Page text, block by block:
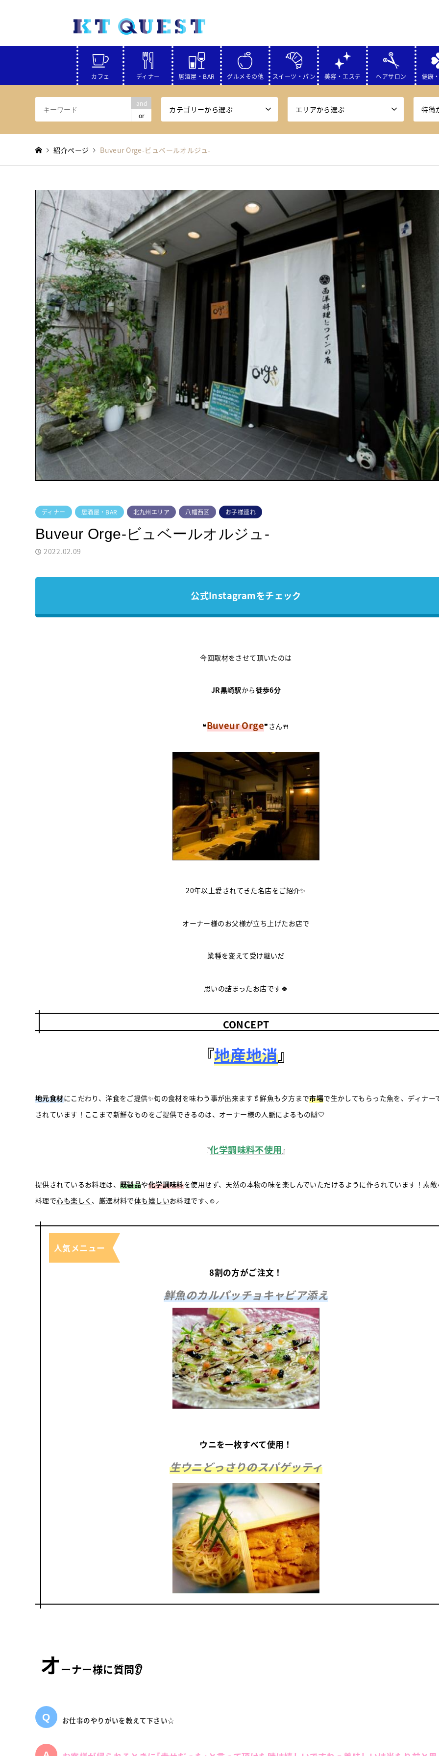
カフェ ディナー 居酒屋・BAR グルメその他 スイーツ・パン 美容・エステ ヘアサロン 健康
and
or
カテゴリーから選ぶ エリアから選ぶ 特徴
紹介ページ Buveur Orge-ビュベールオルジュ-
ディナー 居酒屋・BAR 北九州エリア 八幡西区 お子様連れ
Buveur Orge-ビュベールオルジュ-
2022.02.09
公式Instagramをチェック
今回取材をさせて頂いたのは
JR黒崎駅から徒歩6分
❝Buveur Orge❞ さん🍴
20年以上愛されてきた名店をご紹介✨
オーナー様のお父様が立ち上げたお店で
業種を変えて受け継いだ
思いの詰まったお店です🍀
CONCEPT
『地産地消』
地元食材にこだわり、洋食をご提供✨旬の食材を味わう事が出来ます🥬鮮魚も夕方まで市場で生かしてもらった魚を、ディナー
されています！ここまで新鮮なものをご提供できるのは、オーナー様の人脈によるもの🙌🤍
『化学調味料不使用 』
提供されているお料理は、既製品や化学調味料を使用せず、天然の本物の味を楽しんでいただけるように作られています！素敵
料理で心も楽しく 、厳選材料で体も嬉しいお料理です⸜‪‪☺︎‬⸝
人気メニュー
8割の方がご注文！
鮮魚のカルパッチョキャビア添え
ウニを一枚すべて使用！
生ウニどっさりのスパゲッティ
オーナー様に質問👂
お仕事のやりがいを教えて下さい☆